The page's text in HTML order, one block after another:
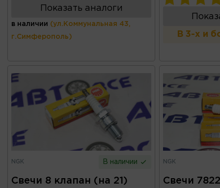
Показать аналоги
в наличии (ул.Коммунальная 43,
г.Симферополь) В 3-х и
NGK В наличии
Свечи 8 клапан (на 21)
NGK
Свечи